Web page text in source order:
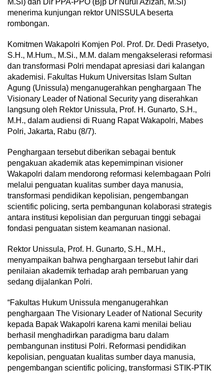
M.Si) dan Dir PPA-PPO (Bjp Dr Nurul Azizah, M.Si)
menerima kunjungan rektor UNISSULA beserta
rombongan.
Komitmen Wakapolri Komjen Pol. Prof. Dr. Dedi Prasetyo,
S.H., M.Hum., M.Si., M.M. dalam mengakselerasi reformasi
dan transformasi Polri mendapat apresiasi dari kalangan
akademisi. Fakultas Hukum Universitas Islam Sultan
Agung (Unissula) menganugerahkan penghargaan The
Visionary Leader of National Security yang diserahkan
langsung oleh Rektor Unissula, Prof. H. Gunarto, S.H.,
M.H., dalam audiensi di Ruang Rapat Wakapolri, Mabes
Polri, Jakarta, Rabu (8/7).
Penghargaan tersebut diberikan sebagai bentuk
pengakuan akademik atas kepemimpinan visioner
Wakapolri dalam mendorong reformasi kelembagaan Polri
melalui penguatan kualitas sumber daya manusia,
transformasi pendidikan kepolisian, pengembangan
scientific policing, serta pembangunan kolaborasi strategis
antara institusi kepolisian dan perguruan tinggi sebagai
fondasi penguatan sistem keamanan nasional.
Rektor Unissula, Prof. H. Gunarto, S.H., M.H.,
menyampaikan bahwa penghargaan tersebut lahir dari
penilaian akademik terhadap arah pembaruan yang
sedang dijalankan Polri.
“Fakultas Hukum Unissula menganugerahkan
penghargaan The Visionary Leader of National Security
kepada Bapak Wakapolri karena kami menilai beliau
berhasil menghadirkan paradigma baru dalam
pembangunan institusi Polri. Reformasi pendidikan
kepolisian, penguatan kualitas sumber daya manusia,
pengembangan scientific policing, transformasi STIK-PTIK